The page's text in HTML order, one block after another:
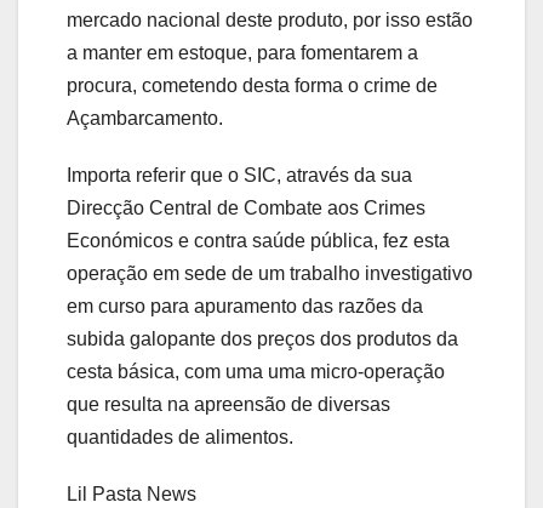
mercado nacional deste produto, por isso estão
a manter em estoque, para fomentarem a
procura, cometendo desta forma o crime de
Açambarcamento.
Importa referir que o SIC, através da sua
Direcção Central de Combate aos Crimes
Económicos e contra saúde pública, fez esta
operação em sede de um trabalho investigativo
em curso para apuramento das razões da
subida galopante dos preços dos produtos da
cesta básica, com uma uma micro-operação
que resulta na apreensão de diversas
quantidades de alimentos.
Lil Pasta News